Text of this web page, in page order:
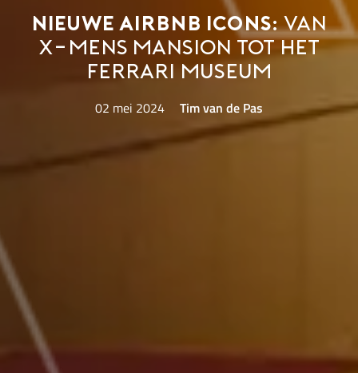
Nieuwe Airbnb Icons:van
X-Mens mansion tot het
Ferrari Museum
02 mei 2024 Tim van de Pas